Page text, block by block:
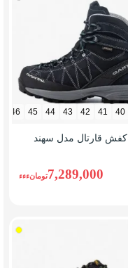
40
41
42
43
44
45
46
کفش قارتال مدل سهند
7,289,000تومانءءء
زرد